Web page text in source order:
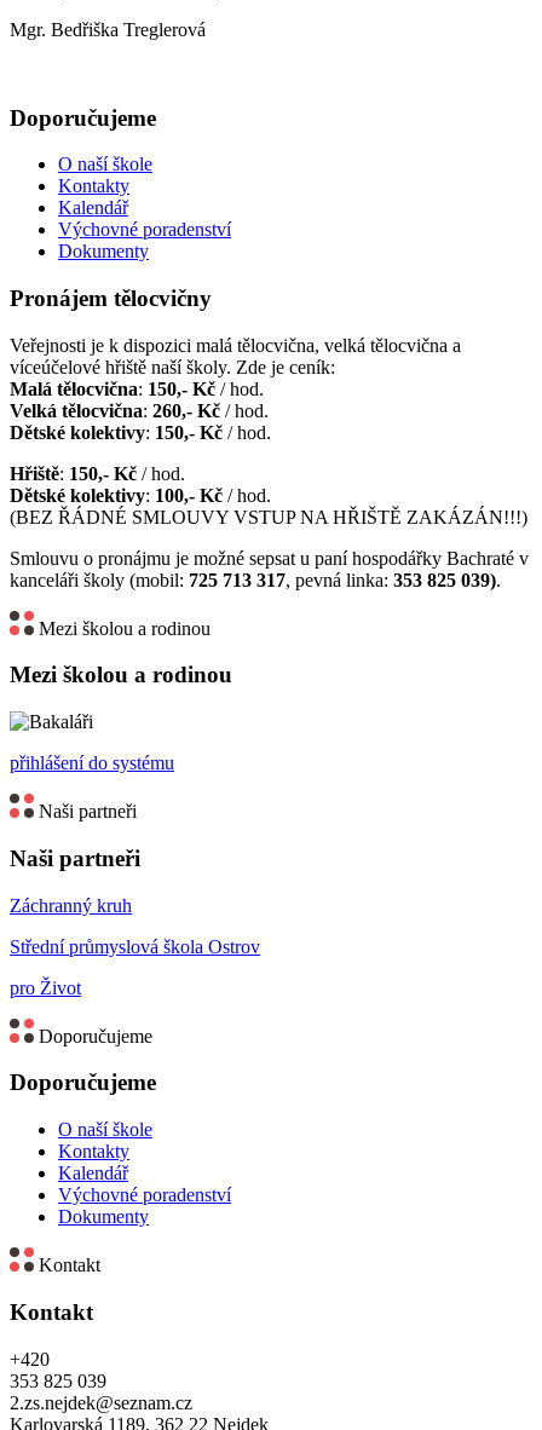
Mgr. Bedřiška Treglerová
Doporučujeme
O naší škole
Kontakty
Kalendář
Výchovné poradenství
Dokumenty
Pronájem tělocvičny
Veřejnosti je k dispozici malá tělocvična, velká tělocvična a
víceúčelové hřiště naší školy. Zde je ceník:
Malá tělocvična: 150,- Kč / hod.
Velká tělocvična: 260,- Kč / hod.
Dětské kolektivy: 150,- Kč / hod.
Hřiště: 150,- Kč / hod.
Dětské kolektivy: 100,- Kč / hod.
(BEZ ŘÁDNÉ SMLOUVY VSTUP NA HŘIŠTĚ ZAKÁZÁN!!!)
Smlouvu o pronájmu je možné sepsat u paní hospodářky Bachraté v
kanceláři školy (mobil: 725 713 317, pevná linka: 353 825 039).
Mezi školou a rodinou
Mezi školou a rodinou
přihlášení do systému
Naši partneři
Naši partneři
Záchranný kruh
Střední průmyslová škola Ostrov
pro Život
Doporučujeme
Doporučujeme
O naší škole
Kontakty
Kalendář
Výchovné poradenství
Dokumenty
Kontakt
Kontakt
+420
353 825 039
2.zs.nejdek@seznam.cz
Karlovarská 1189, 362 22 Nejdek